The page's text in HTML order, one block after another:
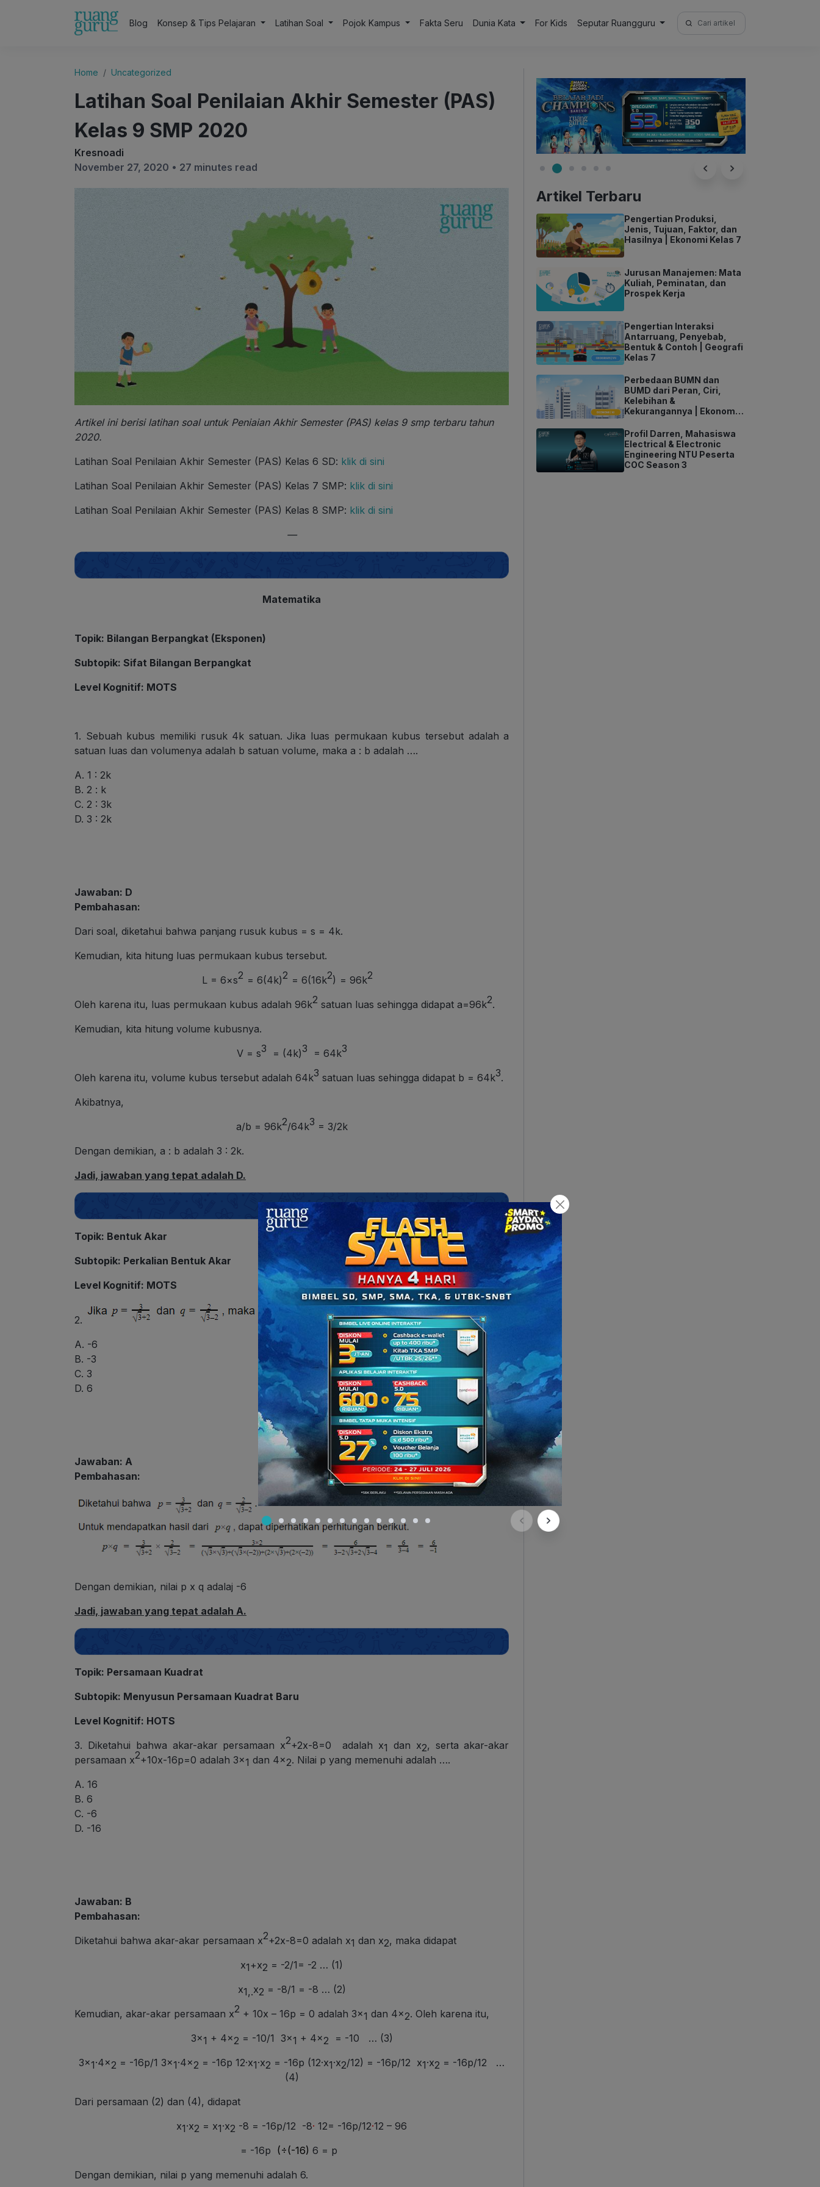
Blog Konsep & Tips Pelajaran Latihan Soal Pojok Kampus Fakta Seru Dunia Kata For Kids Seputar Ruangguru
Search
for:
Home Uncategorized
Latihan Soal Penilaian Akhir Semester (PAS)
Kelas 9 SMP 2020
Kresnoadi
November 27, 2020 • 27 minutes read
Artikel ini berisi latihan soal untuk Peniaian Akhir Semester (PAS) kelas 9 smp terbaru tahun
2020.
Latihan Soal Penilaian Akhir Semester (PAS) Kelas 6 SD: klik di sini
Latihan Soal Penilaian Akhir Semester (PAS) Kelas 7 SMP: klik di sini
Latihan Soal Penilaian Akhir Semester (PAS) Kelas 8 SMP: klik di sini
—
Matematika
Topik: Bilangan Berpangkat (Eksponen)
Subtopik: Sifat Bilangan Berpangkat
Level Kognitif: MOTS
1. Sebuah kubus memiliki rusuk 4k satuan. Jika luas permukaan kubus tersebut adalah a
satuan luas dan volumenya adalah b satuan volume, maka a : b adalah ….
A. 1 : 2k
B. 2 : k
C. 2 : 3k
D. 3 : 2k
Jawaban: D
Pembahasan:
Dari soal, diketahui bahwa panjang rusuk kubus = s = 4k.
Kemudian, kita hitung luas permukaan kubus tersebut.
L = 6×s2 = 6(4k)2 = 6(16k2) = 96k2
Oleh karena itu, luas permukaan kubus adalah 96k2 satuan luas sehingga didapat a=96k2.
Kemudian, kita hitung volume kubusnya.
V = s3 = (4k)3 = 64k3
Oleh karena itu, volume kubus tersebut adalah 64k3 satuan luas sehingga didapat b = 64k3.
Akibatnya,
a/b = 96k2/64k3 = 3/2k
Dengan demikian, a : b adalah 3 : 2k.
Jadi, jawaban yang tepat adalah D.
Topik: Bentuk Akar
Subtopik: Perkalian Bentuk Akar
Level Kognitif: MOTS
2.
A. -6
B. -3
C. 3
D. 6
Jawaban: A
Pembahasan:
Dengan demikian, nilai p x q adalaj -6
Jadi, jawaban yang tepat adalah A.
Topik: Persamaan Kuadrat
Subtopik: Menyusun Persamaan Kuadrat Baru
Level Kognitif: HOTS
3. Diketahui bahwa akar-akar persamaan x2+2x-8=0 adalah x1 dan x2, serta akar-akar
persamaan x2+10x-16p=0 adalah 3x1 dan 4x2. Nilai p yang memenuhi adalah ….
A. 16
B. 6
C. -6
D. -16
Jawaban: B
Pembahasan:
Diketahui bahwa akar-akar persamaan x2+2x-8=0 adalah x1 dan x2, maka didapat
x1+x2 = -2/1= -2 … (1)
x1,.x2 = -8/1 = -8 … (2)
Kemudian, akar-akar persamaan x2 + 10x – 16p = 0 adalah 3x1 dan 4x2. Oleh karena itu,
3x1 + 4x2 = -10/1 3x1 + 4x2 = -10 … (3)
3x1·4x2 = -16p/1 3x1·4x2 = -16p 12·x1·x2 = -16p (12·x1·x2/12) = -16p/12 x1·x2 = -16p/12 …
(4)
Dari persamaan (2) dan (4), didapat
x1·x2 = x1·x2 -8 = -16p/12 -8· 12= -16p/12·12 – 96
= -16p (÷(-16) 6 = p
Dengan demikian, nilai p yang memenuhi adalah 6.
Artikel Terbaru
Pengertian Produksi,
Jenis, Tujuan, Faktor, dan
Hasilnya | Ekonomi Kelas 7
Jurusan Manajemen: Mata
Kuliah, Peminatan, dan
Prospek Kerja
Pengertian Interaksi
Antarruang, Penyebab,
Bentuk & Contoh | Geografi
Kelas 7
Perbedaan BUMN dan
BUMD dari Peran, Ciri,
Kelebihan &
Kekurangannya | Ekonomi
Profil Darren, Mahasiswa
Electrical & Electronic
Engineering NTU Peserta
COC Season 3